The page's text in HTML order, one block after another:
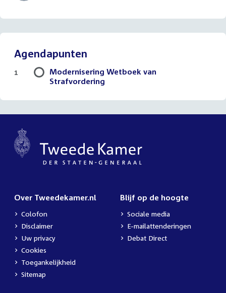
Agendapunten
Modernisering Wetboek van
Strafvordering
1
Over Tweedekamer.nl
Colofon
Disclaimer
Uw privacy
Cookies
Toegankelijkheid
Sitemap
Blijf op de hoogte
Sociale media
E-mailattenderingen
Debat Direct